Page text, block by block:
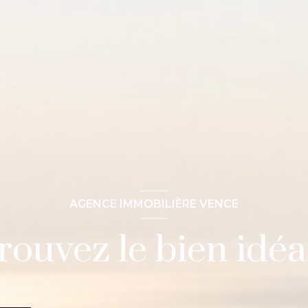
AGENCE IMMOBILIÈRE VENCE
le bien